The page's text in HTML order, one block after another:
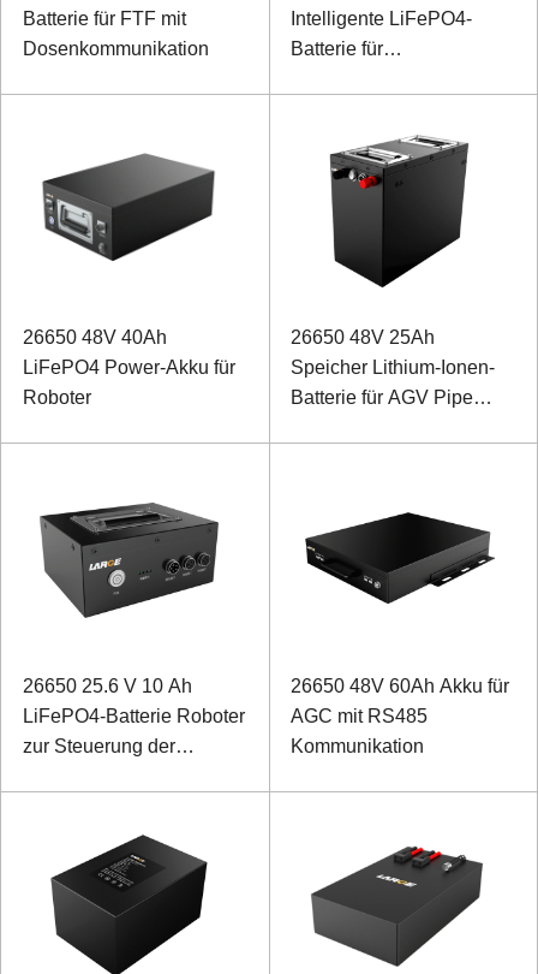
Batterie für FTF mit
Dosenkommunikation
Intelligente LiFePO4-
Batterie für
26650 48V 40Ah
LiFePO4 Power-Akku für
Roboter
26650 48V 25Ah
Speicher Lithium-Ionen-
Batterie für AGV Pipe
26650 25.6 V 10 Ah
LiFePO4-Batterie Roboter
zur Steuerung der
26650 48V 60Ah Akku für
AGC mit RS485
Kommunikation